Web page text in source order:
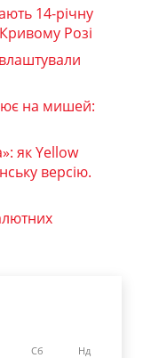
14-річну
Розі
на мишей:
як Yellow
версію.
Сб Нд